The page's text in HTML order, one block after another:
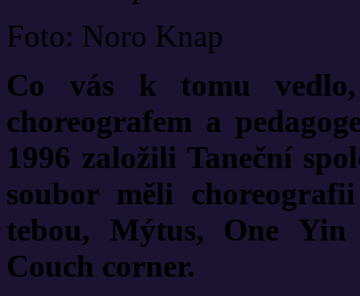
Foto: Noro Knap
Co vás k tomu
choreografem a
1996 založili Taneční
soubor měli
tebou, Mýtus, One
Couch corner.